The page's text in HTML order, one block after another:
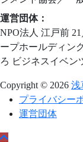
運営団体：
NPO法人 江戸前
ープホールディン
ろ ビジネスイベン
Copyright © 2026 浅
プライバシー
運営団体